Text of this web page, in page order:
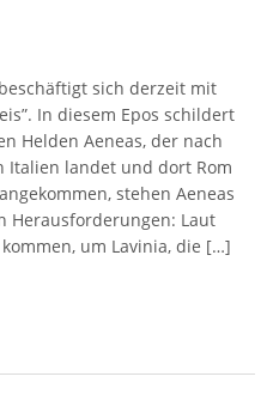
sich derzeit mit
In diesem Epos schildert
Helden Aeneas, der nach
landet und dort Rom
stehen Aeneas
Herausforderungen: Laut
um Lavinia, die […]